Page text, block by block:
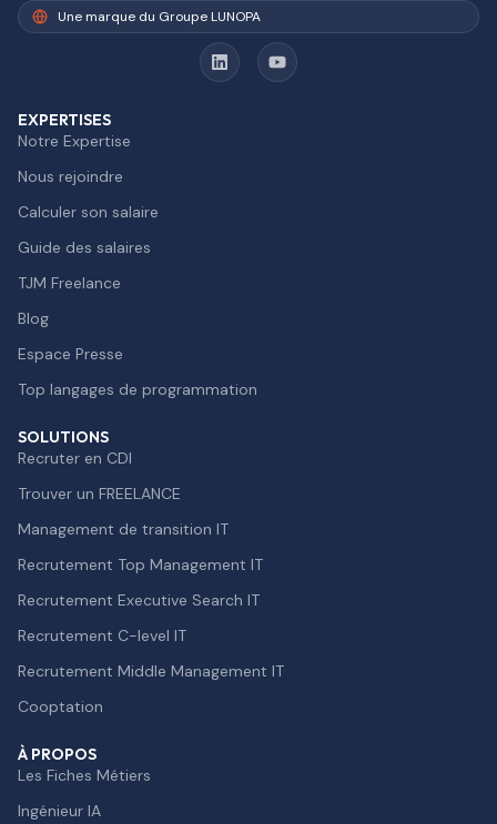
Une marque du Groupe LUNOPA
EXPERTISES
Notre Expertise
Nous rejoindre
Calculer son salaire
Guide des salaires
TJM Freelance
Blog
Espace Presse
Top langages de programmation
SOLUTIONS
Recruter en CDI
Trouver un FREELANCE
Management de transition IT
Recrutement Top Management IT
Recrutement Executive Search IT
Recrutement C-level IT
Recrutement Middle Management IT
Cooptation
À PROPOS
Les Fiches Métiers
Ingénieur IA